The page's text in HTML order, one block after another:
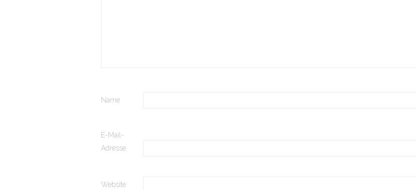
Name
E-Mail-
Adresse
Website